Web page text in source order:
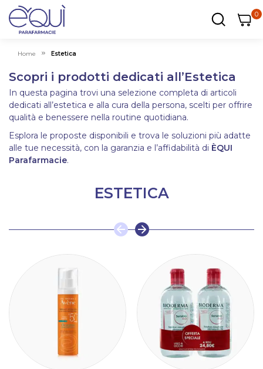
00
Home Estetica
Scopri i prodotti dedicati all’Estetica
In questa pagina trovi una selezione completa di articoli
dedicati all’estetica e alla cura della persona, scelti per offrire
qualità e benessere nella routine quotidiana.
Esplora le proposte disponibili e trova le soluzioni più adatte
alle tue necessità, con la garanzia e l’affidabilità di ÈQUI
Parafarmacie.
ESTETICA